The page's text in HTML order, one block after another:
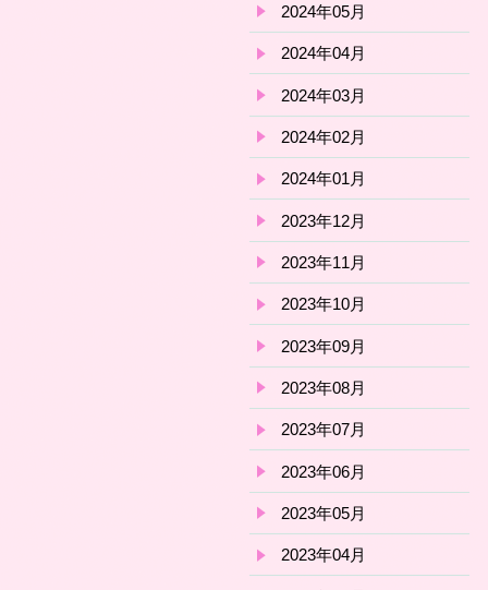
2024年05月
2024年04月
2024年03月
2024年02月
2024年01月
2023年12月
2023年11月
2023年10月
2023年09月
2023年08月
2023年07月
2023年06月
2023年05月
2023年04月